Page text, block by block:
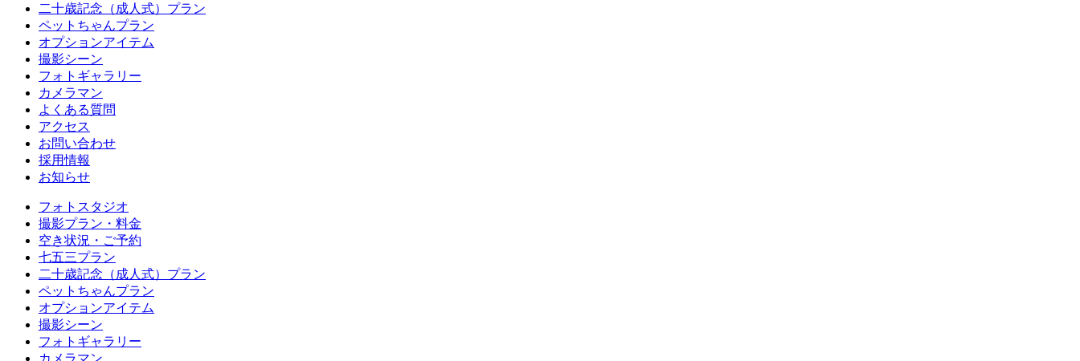
二十歳記念（成人式）プラン
ペットちゃんプラン
オプションアイテム
撮影シーン
フォトギャラリー
カメラマン
よくある質問
アクセス
お問い合わせ
採用情報
お知らせ
フォトスタジオ
撮影プラン・料金
空き状況・ご予約
七五三プラン
二十歳記念（成人式）プラン
ペットちゃんプラン
オプションアイテム
撮影シーン
フォトギャラリー
カメラマン